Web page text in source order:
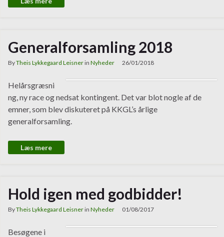
Generalforsamling 2018
ByTheis Lykkegaard Leisner in Nyheder 26/01/2018
Helårsgræsni
ng, ny race og nedsat kontingent. Det var blot nogle af de
emner, som blev diskuteret på KKGL’s årlige
generalforsamling.
Læs mere
Hold igen med godbidder!
ByTheis Lykkegaard Leisner in Nyheder 01/08/2017
Besøgene i